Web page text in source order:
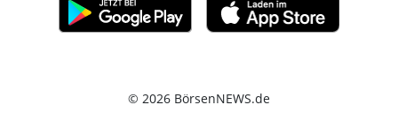
© 2026 BörsenNEWS.de